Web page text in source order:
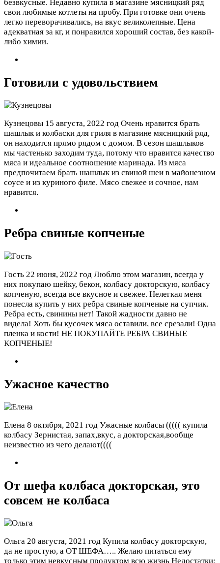
безвкусные. Недавно купила в магазине мясницкий ряд
свои любимые котлеты на пробу. При готовке они очень
легко переворачивались, на вкус великолепные. Цена
адекватная за кг, и понравился хороший состав, без какой-
либо химии.
Готовили с удовольствием
Кузнецовы 15 августа, 2022 год Очень нравится брать
шашлык и колбаски для гриля в магазине мясницкий ряд,
он находится прямо рядом с домом. В сезон шашлыков
мы частенько заходим туда, потому что нравится качество
мяса и идеальное соотношение маринада. Из мяса
предпочитаем брать шашлык из свиной шеи в майонезном
соусе и из куриного филе. Мясо свежее и сочное, нам
нравится.
Ребра свиные копченые
Гость 22 июня, 2022 год Люблю этом магазин, всегда у
них покупаю шейку, бекон, колбасу докторскую, колбасу
копченую, всегда все вкусное и свежее. Нелегкая меня
понесла купить у них ребра свиные копченые на супчик.
Ребра есть, свинины нет! Такой жадности давно не
видела! Хоть бы кусочек мяса оставили, все срезали! Одна
пленка и кости! НЕ ПОКУПАЙТЕ РЕБРА СВИНЫЕ
КОПЧЕНЫЕ!
Ужасное качество
Елена 8 октября, 2021 год Ужасные колбасы ((((( купила
колбасу Зернистая, запах,вкус, а докторская,вообще
неизвестно из чего делают((((
От шефа колбаса докторская, это
совсем не колбаса
Ольга 20 августа, 2021 год Купила колбасу докторскую,
да не простую, а ОТ ШЕФА….. Желаю питаться ему
только этим невкусным продуктом всю жизнь Недостатки: